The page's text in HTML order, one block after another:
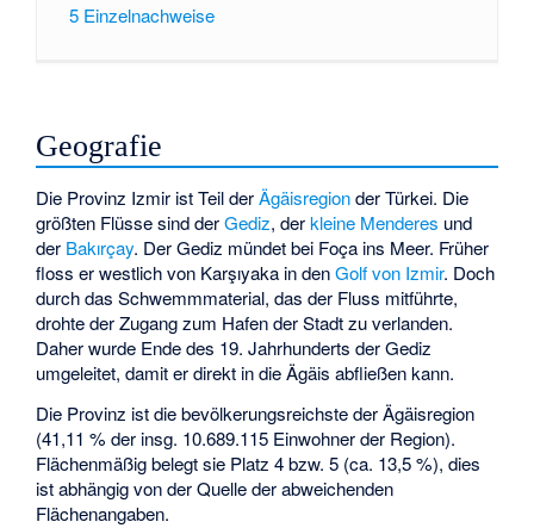
5 Einzelnachweise
Geografie
Die Provinz Izmir ist Teil derÄgäisregionder Türkei. Die
größten Flüsse sind derGediz, derkleine Menderes und
der Bakırçay. Der Gediz mündet bei Foça ins Meer. Früher
floss er westlich von Karşıyaka in denGolf von Izmir. Doch
durch das Schwemmmaterial, das der Fluss mitführte,
drohte der Zugang zum Hafen der Stadt zu verlanden.
Daher wurde Ende des 19. Jahrhunderts der Gediz
umgeleitet, damit er direkt in die Ägäis abfließen kann.
Die Provinz ist die bevölkerungsreichste der Ägäisregion
(41,11 % der insg. 10.689.115 Einwohner der Region).
Flächenmäßig belegt sie Platz 4 bzw. 5 (ca. 13,5 %), dies
ist abhängig von der Quelle der abweichenden
Flächenangaben.